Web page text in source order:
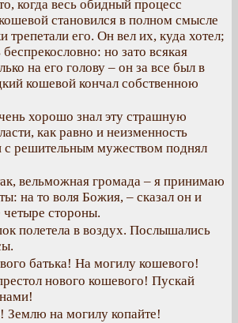
когда весь обидный процесс
становился в полном смысле
трепетали его. Он вел их, куда хотел;
но зато всякая
на его голову – он за все был в
кошевой кончал собственною
хорошо знал эту страшную
как равно и неизменность
с решительным мужеством поднял
вельможная громада – я принимаю
на то воля Божия, – сказал он и
четыре стороны.
полетела в воздух. Послышались
батька! На могилу кошевого!
нового кошевого! Пускай
Землю на могилу копайте!